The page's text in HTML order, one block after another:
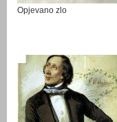
Opjevano zlo